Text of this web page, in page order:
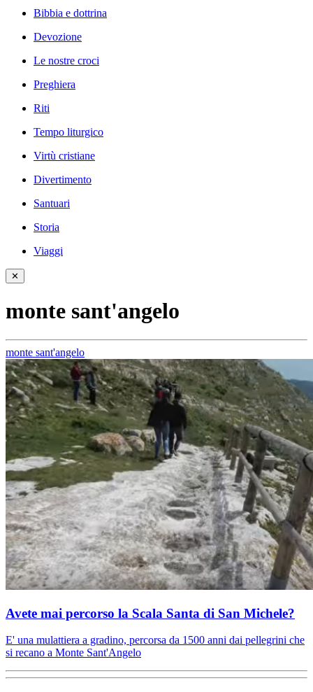
Bibbia e dottrina
Devozione
Le nostre croci
Preghiera
Riti
Tempo liturgico
Virtù cristiane
Divertimento
Santuari
Storia
Viaggi
✕
monte sant'angelo
monte sant'angelo
Avete mai percorso la Scala Santa di San Michele?
E' una mulattiera a gradino, percorsa da 1500 anni dai pellegrini che
si recano a Monte Sant'Angelo